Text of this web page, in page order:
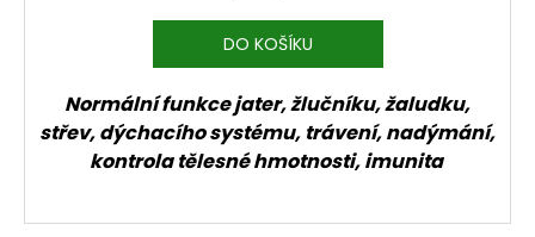
DO KOŠÍKU
Normální funkce jater, žlučníku, žaludku,
střev, dýchacího systému, trávení, nadýmání,
kontrola tělesné hmotnosti, imunita